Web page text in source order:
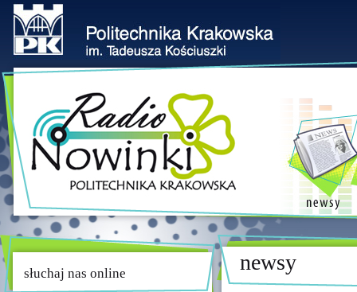
słuchaj nas online newsy